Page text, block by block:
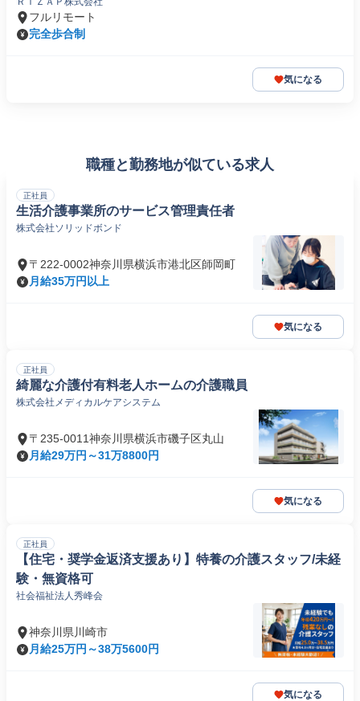
フルリモート
完全歩合制
気になる
職種と勤務地が似ている求人
正社員
生活介護事業所のサービス管理責任者
株式会社ソリッドボンド
〒222-0002神奈川県横浜市港北区師岡町
月給35万円以上
気になる
正社員
綺麗な介護付有料老人ホームの介護職員
株式会社メディカルケアシステム
〒235-0011神奈川県横浜市磯子区丸山
月給29万円～31万8800円
気になる
正社員
【住宅・奨学金返済支援あり】特養の介護スタッフ/未経
験・無資格可
社会福祉法人秀峰会
神奈川県川崎市
月給25万円～38万5600円
気になる